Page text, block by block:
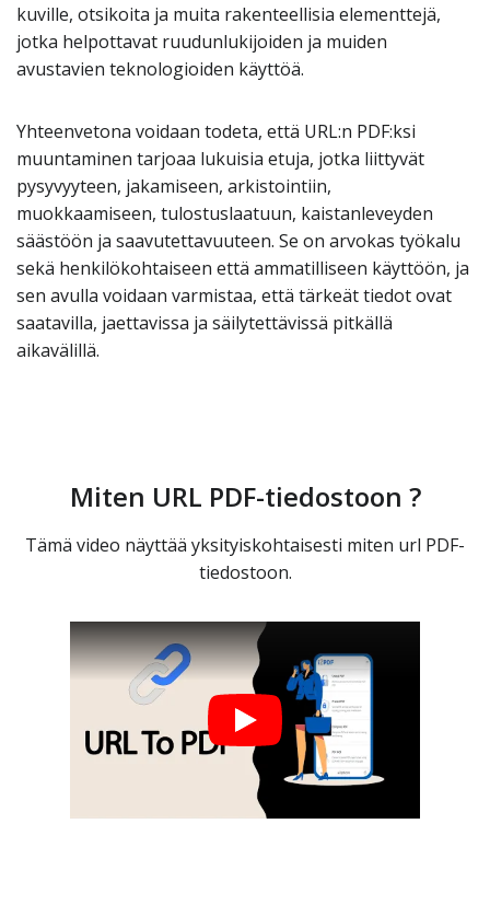
kuville, otsikoita ja muita rakenteellisia elementtejä,
jotka helpottavat ruudunlukijoiden ja muiden
avustavien teknologioiden käyttöä.
Yhteenvetona voidaan todeta, että URL:n PDF:ksi
muuntaminen tarjoaa lukuisia etuja, jotka liittyvät
pysyvyyteen, jakamiseen, arkistointiin,
muokkaamiseen, tulostuslaatuun, kaistanleveyden
säästöön ja saavutettavuuteen. Se on arvokas työkalu
sekä henkilökohtaiseen että ammatilliseen käyttöön, ja
sen avulla voidaan varmistaa, että tärkeät tiedot ovat
saatavilla, jaettavissa ja säilytettävissä pitkällä
aikavälillä.
Miten URL PDF-tiedostoon ?
Tämä video näyttää yksityiskohtaisesti miten url PDF-
tiedostoon.